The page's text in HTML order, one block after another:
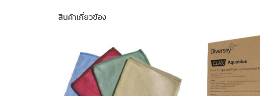
สินค้าเกี่ยวข้อง